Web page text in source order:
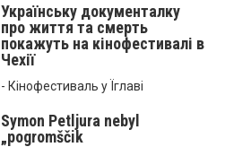
Українську документалку
про життя та смерть
покажуть на кінофестивалі в
Чехії
- Кінофестиваль у Їглаві
Symon Petljura nebyl
„pogromščik